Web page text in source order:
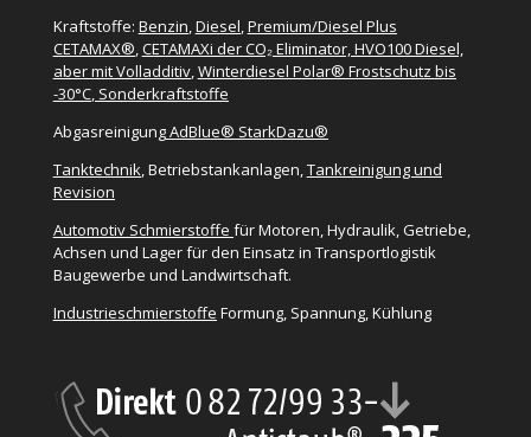
Kraftstoffe: Benzin Diesel Premium/Diesel Plus
CETAMAX® CETAMAXi der CO₂ Eliminator, HVO100 Diesel,
aber mit Volladditiv, Winterdiesel Polar® Frostschutz bis
-30°C, Sonderkraftstoffe
AbgasreinigungAdBlue® StarkDazu®
Tanktechnik , Betriebstankanlagen, Tankreinigung und
Revision
Automotiv Schmierstoffe für Motoren, Hydraulik, Getriebe,
Achsen und Lager für den Einsatz in Transportlogistik
Baugewerbe und Landwirtschaft.
Industrieschmierstoffe Formung, Spannung, Kühlung